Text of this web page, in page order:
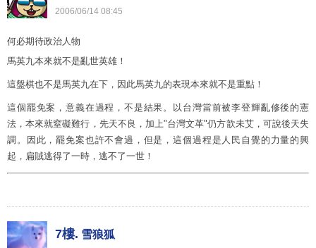
2006/06/14 08:45
何必期待政治人物
馬英九本來就不是亂世英雄！
這盤棋也不是馬英九在下，因此馬英九的表現本來就不是重點！
這個罷免案，意義在過程，不是結果。以台灣當前被李登輝亂修後的憲
法，本來就窒礙難行，先天不良，加上"台灣文革"仍方歆未艾，可說後天失
調。因此，罷免案也許不會過，但是，這個過程是人民自覺的力量的興
起，扁賊逃得了一時，逃不了一世！
7樓. 雪狼狐